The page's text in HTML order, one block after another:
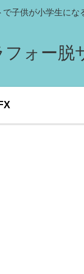
で子供が小学生に
フォー脱
FX